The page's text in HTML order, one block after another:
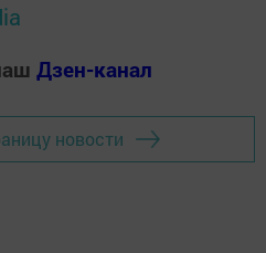
Дзен-канал
новости